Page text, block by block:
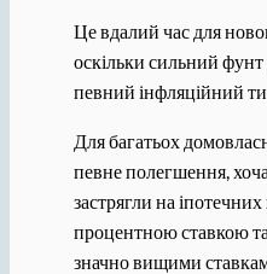
Це вдалий час для
оскільки сильний
певний інфляційний
Для багатьох
певне полегшення, хоча
застрягли на
процентною ставкою
значно вищими